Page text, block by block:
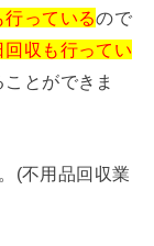
行っているので
回収も行ってい
とができま
(不用品回収業